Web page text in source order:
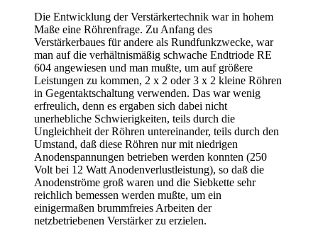
Die Entwicklung der Verstärkertechnik war in hohem
Maße eine Röhrenfrage. Zu Anfang des
Verstärkerbaues für andere als Rundfunkzwecke, war
man auf die verhältnismäßig schwache Endtriode RE
604 angewiesen und man mußte, um auf größere
Leistungen zu kommen, 2 x 2 oder 3 x 2 kleine Röhren
in Gegentaktschaltung verwenden. Das war wenig
erfreulich, denn es ergaben sich dabei nicht
unerhebliche Schwierigkeiten, teils durch die
Ungleichheit der Röhren untereinander, teils durch den
Umstand, daß diese Röhren nur mit niedrigen
Anodenspannungen betrieben werden konnten (250
Volt bei 12 Watt Anodenverlustleistung), so daß die
Anodenströme groß waren und die Siebkette sehr
reichlich bemessen werden mußte, um ein
einigermaßen brummfreies Arbeiten der
netzbetriebenen Verstärker zu erzielen.